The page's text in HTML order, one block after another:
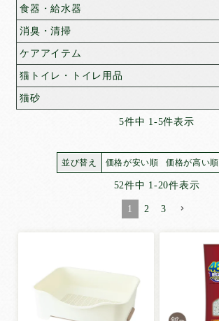
超薄型ペットシーツ
薄型ペットシーツ
厚型ペットシーツ
厚型炭入りペットシーツ
厚型しつけ用ペットシーツ
ペットの紙おむつ
で選ぶ
ビッグ
システムトイレ
食器・給水器
消臭・清掃
ケアアイテム
猫トイレ・トイレ用品
猫砂
5件中 1 -5件表示
並び替え 価格が安い順 価格が高い順
52件中 1 -20件表示
1 2 3